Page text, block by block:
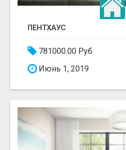
ПЕНТХАУС
781000.00 Руб
Июнь 1, 2019